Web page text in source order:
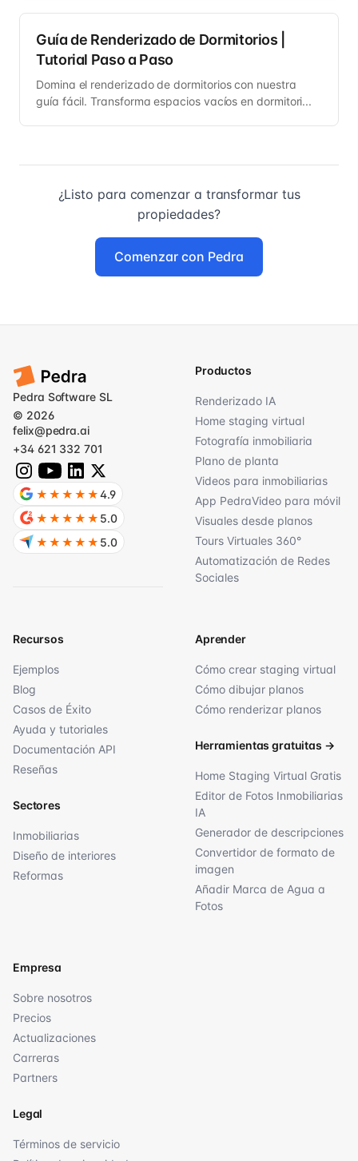
Guía de Renderizado de Dormitorios |
Tutorial Paso a Paso
Domina el renderizado de dormitorios con nuestra
guía fácil. Transforma espacios vacíos en dormitori...
¿Listo para comenzar a transformar tus
propiedades?
Comenzar con Pedra
Productos
Renderizado IA
Home staging virtual
Fotografía inmobiliaria
Plano de planta
Videos para inmobiliarias
App PedraVideo para móvil
Visuales desde planos
Tours Virtuales 360°
Automatización de Redes
Sociales
Recursos
Ejemplos
Blog
Casos de Éxito
Ayuda y tutoriales
Documentación API
Reseñas
Sectores
Inmobiliarias
Diseño de interiores
Reformas
Aprender
Cómo crear staging virtual
Cómo dibujar planos
Cómo renderizar planos
Herramientas gratuitas →
Home Staging Virtual Gratis
Editor de Fotos Inmobiliarias
IA
Generador de descripciones
Convertidor de formato de
imagen
Añadir Marca de Agua a
Fotos
Empresa
Sobre nosotros
Precios
Actualizaciones
Carreras
Partners
Legal
Términos de servicio
Pedra Software SL
© 2026
felix@pedra.ai
+34 621 332 701
★★★★★4.9
★★★★★ 5.0
★★★★★ 5.0